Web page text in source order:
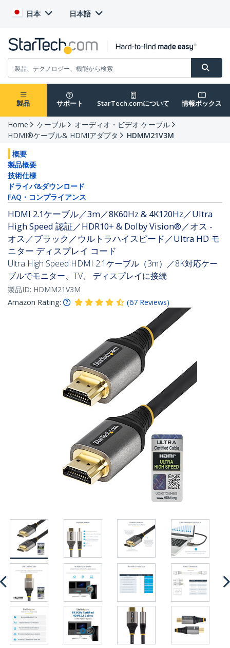
日本 日本語
製品 サポート StarTech.comについて 情報ボックス
Home ケーブル
オーディオ・ビデオ ケーブル
HDMI®ケーブル& HDMIアダプタ
HDMM21V3M
概要
製品概要
技術仕様
ドライバ&ダウンロード
FAQ・コンプライアンス
HDMI 2.1ケーブル／3m／8K60Hz & 4K120Hz／Ultra
High Speed 認証／HDR10+ & Dolby Vision®／オス -
オス／ブラック／ウルトラハイスピード／Ultra HD モ
ニター ディスプレイ コード
Ultra High Speed HDMI 2.1ケーブル（3m）／8K対応ケー
ブルでモニター、TV、 ディスプレイに接続
製品ID: HDMM21V3M
Amazon Rating:
(67 Reviews)